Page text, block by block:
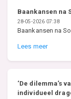
Baankansen na
28-05-2026 07:38
Baankansen na
Lees meer
‘De dilemma’s
individueel